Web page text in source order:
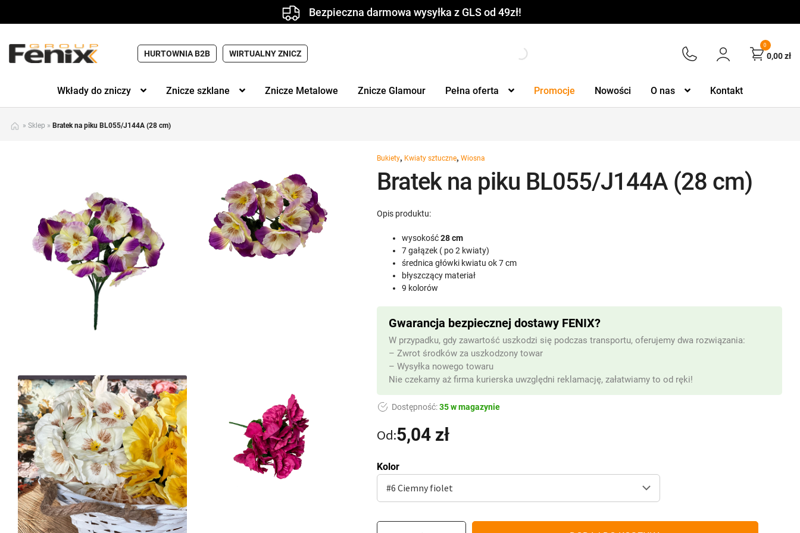
Bezpieczna darmowa wysyłka z GLS od 49zł!
HURTOWNIA B2B WIRTUALNY ZNICZ
0
0,00zł
Wkłady do zniczy Znicze szklane Znicze Metalowe Znicze Glamour Pełna oferta Promocje Nowości O nas Kontakt
» Sklep » Bratek na piku BL055/J144A (28 cm)
Bukiety, Kwiaty sztuczne,Wiosna
Bratek na piku BL055/J144A (28 cm)
Od:5,04 zł
Opis produktu:
wysokość28 cm
7 gałązek ( po 2 kwiaty)
średnica główki kwiatu ok 7 cm
błyszczący materiał
9 kolorów
Dostępność:35 w magazynie
Gwarancja bezpiecznej dostawy FENIX?
W przypadku, gdy zawartość uszkodzi się podczas transportu, oferujemy dwa rozwiązania:
– Zwrot środków za uszkodzony towar
– Wysyłka nowego towaru
Nie czekamy aż firma kurierska uwzględni reklamację, załatwiamy to od ręki!
Kolor